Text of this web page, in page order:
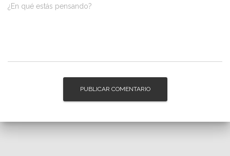
¿En qué estás pensando?